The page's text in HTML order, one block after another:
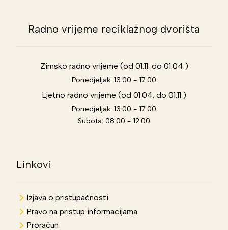
Radno vrijeme reciklažnog dvorišta
Zimsko radno vrijeme (od 01.11. do 01.04.)
Ponedjeljak: 13:00 - 17:00
Ljetno radno vrijeme (od 01.04. do 01.11.)
Ponedjeljak: 13:00 - 17:00
Subota: 08:00 - 12:00
Linkovi
Izjava o pristupačnosti
Pravo na pristup informacijama
Proračun